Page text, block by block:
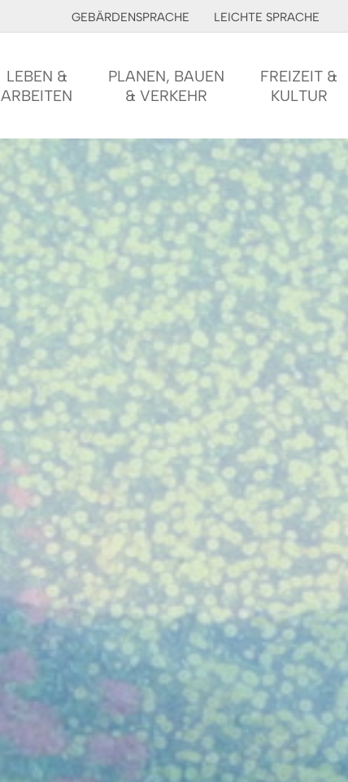
GEBÄRDENSPRACHE LEICHTE SPRACHE
LEBEN &
ARBEITEN
PLANEN, BAUEN
& VERKEHR
FREIZEIT &
KULTUR